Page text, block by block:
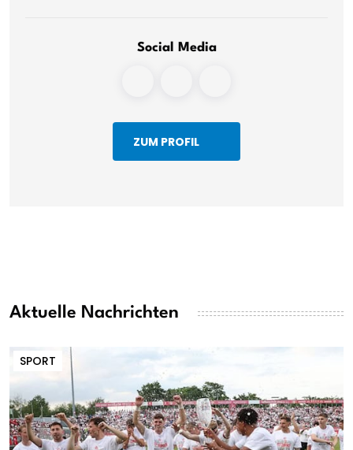
Social Media
ZUM PROFIL
Aktuelle Nachrichten
SPORT